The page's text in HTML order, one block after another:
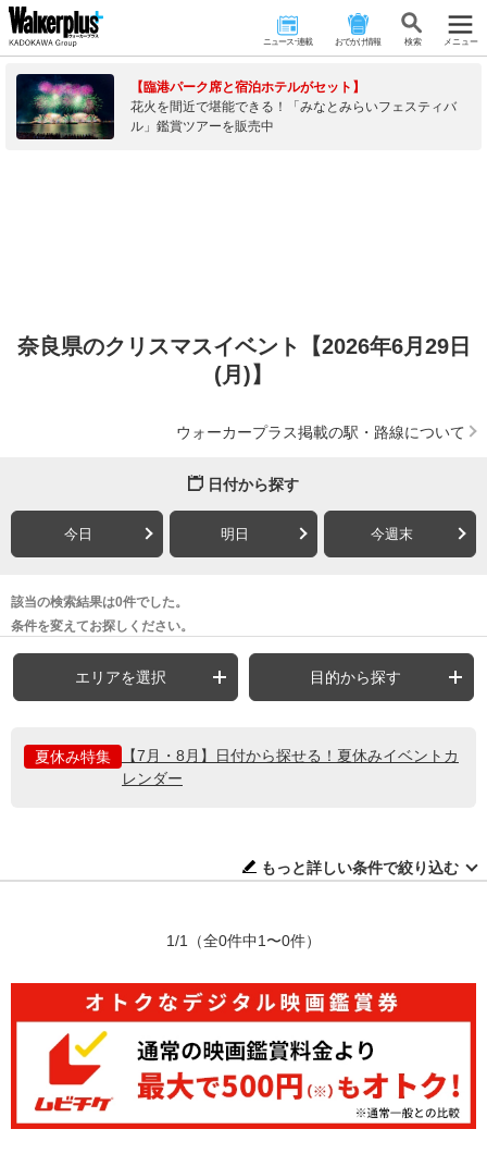
ニュース･連載 おでかけ情報 検 索 メニュー
【臨港パーク席と宿泊ホテルがセット】
花火を間近で堪能できる！「みなとみらいフェスティバ
ル」鑑賞ツアーを販売中
奈良県のクリスマスイベント【2026年6月29日
(月)】
ウォーカープラス掲載の駅・路線について
日付から探す
今日 明日 今週末
該当の検索結果は0件でした。
条件を変えてお探しください。
エリアを選択 目的から探す
夏休み特集
【7月・8月】日付から探せる！夏休みイベントカ
レンダー
もっと詳しい条件で絞り込む
1/1 （全0件中1〜0件）